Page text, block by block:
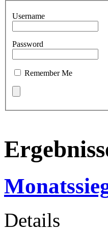
Username
Password
Remember Me
Details